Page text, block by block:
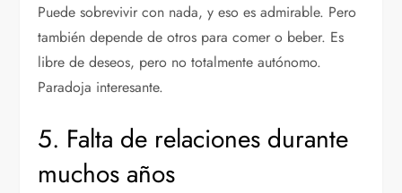
Puede sobrevivir con nada, y eso es admirable. Pero
también depende de otros para comer o beber. Es
libre de deseos, pero no totalmente autónomo.
Paradoja interesante.
5. Falta de relaciones durante
muchos años